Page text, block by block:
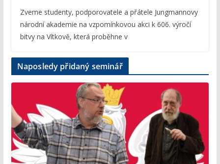
Zveme studenty, podporovatele a přátele Jungmannovy
národní akademie na vzpomínkovou akci k 606. výročí
bitvy na Vítkově, která proběhne v
Naposledy přidaný seminář